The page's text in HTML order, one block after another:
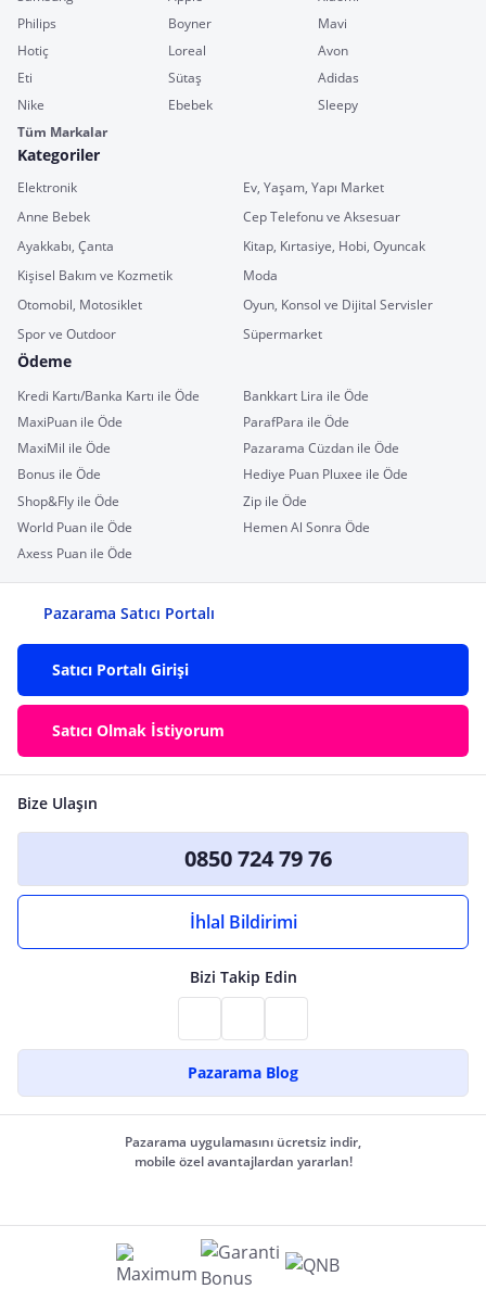
Philips
Boyner
Mavi
Hotiç
Loreal
Avon
Eti
Sütaş
Adidas
Nike
Ebebek
Sleepy
Tüm Markalar
Kategoriler
Elektronik
Ev, Yaşam, Yapı Market
Anne Bebek
Cep Telefonu ve Aksesuar
Ayakkabı, Çanta
Kitap, Kırtasiye, Hobi, Oyuncak
Kişisel Bakım ve Kozmetik
Moda
Otomobil, Motosiklet
Oyun, Konsol ve Dijital Servisler
Spor ve Outdoor
Süpermarket
Ödeme
Kredi Kartı/Banka Kartı ile Öde
Bankkart Lira ile Öde
MaxiPuan ile Öde
ParafPara ile Öde
MaxiMil ile Öde
Pazarama Cüzdan ile Öde
Bonus ile Öde
Hediye Puan Pluxee ile Öde
Shop&Fly ile Öde
Zip ile Öde
World Puan ile Öde
Hemen Al Sonra Öde
Axess Puan ile Öde
Pazarama Satıcı Portalı
Satıcı Portalı Girişi
Satıcı Olmak İstiyorum
Bize Ulaşın
0850 724 79 76
İhlal Bildirimi
Bizi Takip Edin
Pazarama Blog
Pazarama uygulamasını ücretsiz indir,
mobile özel avantajlardan yararlan!